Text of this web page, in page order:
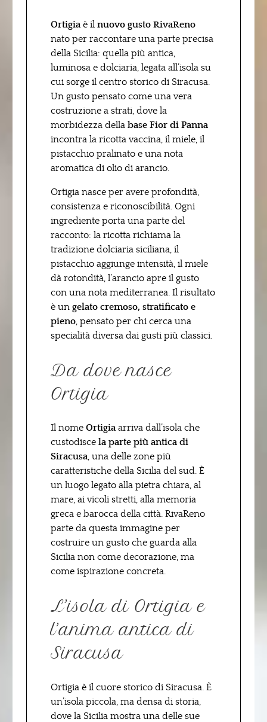
Ortigiaè il nuovo gusto RivaReno
nato per raccontare una parte precisa
della Sicilia: quella più antica,
luminosa e dolciaria, legata all’isola su
cui sorge il centro storico di Siracusa.
Un gusto pensato come una vera
costruzione a strati, dove la
morbidezza della base Fior di Panna
incontra la ricotta vaccina, il miele, il
pistacchio pralinato e una nota
aromatica di olio di arancio.
Ortigia nasce per avere profondità,
consistenza e riconoscibilità. Ogni
ingrediente porta una parte del
racconto: la ricotta richiama la
tradizione dolciaria siciliana, il
pistacchio aggiunge intensità, il miele
dà rotondità, l’arancio apre il gusto
con una nota mediterranea. Il risultato
è un gelato cremoso, stratificato e
pieno, pensato per chi cerca una
specialità diversa dai gusti più classici.
Da dove nasce
Ortigia
Il nome Ortigiaarriva dall’isola che
custodisce la parte più antica di
Siracusa, una delle zone più
caratteristiche della Sicilia del sud. È
un luogo legato alla pietra chiara, al
mare, ai vicoli stretti, alla memoria
greca e barocca della città. RivaReno
parte da questa immagine per
costruire un gusto che guarda alla
Sicilia non come decorazione, ma
come ispirazione concreta.
L’isola di Ortigia e
l’anima antica di
Siracusa
Ortigia è il cuore storico di Siracusa. È
un’isola piccola, ma densa di storia,
dove la Sicilia mostra una delle sue